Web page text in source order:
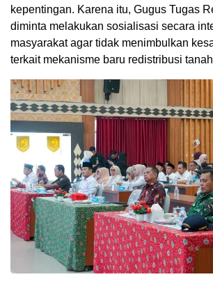
kepentingan. Karena itu, Gugus Tugas
diminta melakukan sosialisasi secara
masyarakat agar tidak menimbulkan
terkait mekanisme baru redistribusi